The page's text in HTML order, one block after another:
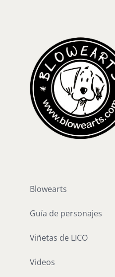
Blowearts
Guía de personajes
Viñetas de LICO
Videos